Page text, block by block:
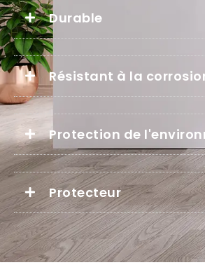
Durable
Résistant à la
Protection de
Protecteur